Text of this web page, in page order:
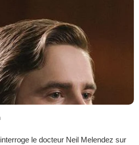
le docteur Neil Melendez sur